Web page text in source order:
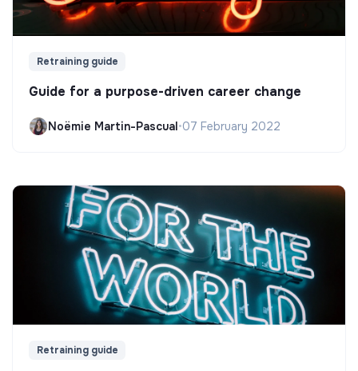
Retraining guide
Guide for a purpose-driven career change
Noëmie Martin-Pascual•07 February 2022
Retraining guide